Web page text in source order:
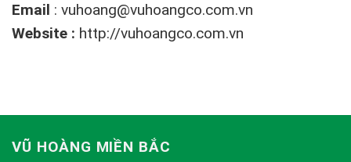
Email : vuhoang@vuhoangco.com.vn
Website : http://vuhoangco.com.vn
VŨ HOÀNG MIỀN BẮC